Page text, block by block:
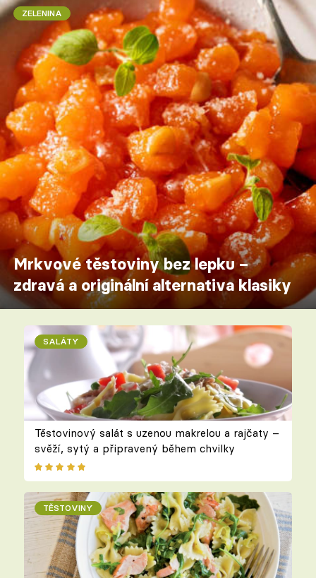
ZELENINA
Mrkvové těstoviny bez lepku –
zdravá a originální alternativa klasiky
SALÁTY
Těstovinový salát s uzenou makrelou a rajčaty –
svěží, sytý a připravený během chvilky
TĚSTOVINY